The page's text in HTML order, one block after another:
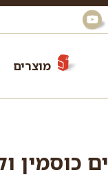
מוצרים
כוסמין